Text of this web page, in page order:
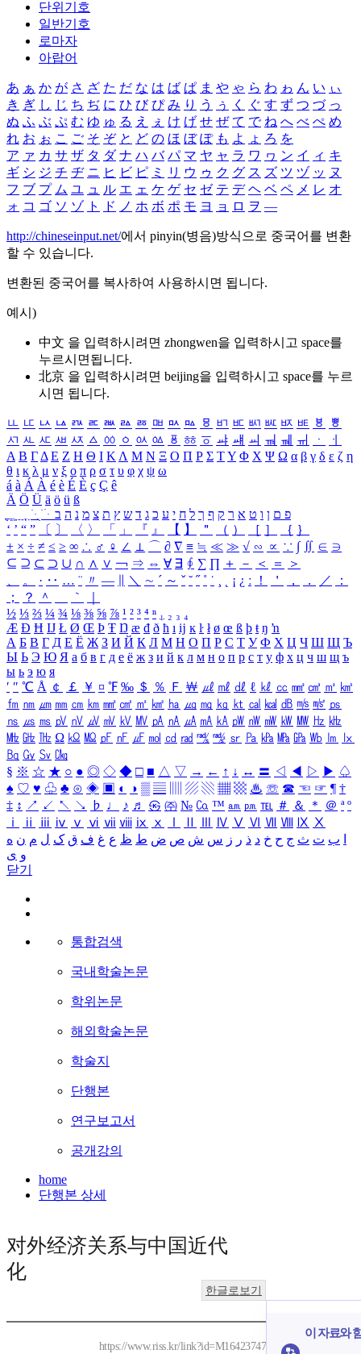
단위기호
일반기호
로마자
아랍어
あ ぁ か が さ ざ た だ な は ば ぱ ま や ゃ ら わ ゎ ん い ぃ
き ぎ し じ ち ぢ に ひ び ぴ み り う ぅ く ぐ す ず つ づ っ
ぬ ふ ぶ ぷ む ゆ ゅ る え ぇ け げ せ ぜ て で ね へ べ ぺ め
れ お ぉ こ ご そ ぞ と ど の ほ ぼ ぽ も よ ょ ろ を
ア ァ カ サ ザ タ ダ ナ ハ バ パ マ ヤ ャ ラ ワ ヮ ン イ ィ キ
ギ シ ジ チ ヂ ニ ヒ ビ ピ ミ リ ウ ゥ ク グ ス ズ ツ ヅ ッ ヌ
フ ブ プ ム ユ ュ ル エ ェ ケ ゲ セ ゼ テ デ ヘ ベ ペ メ レ オ
ォ コ ゴ ソ ゾ ト ド ノ ホ ボ ポ モ ヨ ョ ロ ヲ ―
http://chineseinput.net/에서 pinyin(병음)방식으로 중국어를 변환
할 수 있습니다.
변환된 중국어를 복사하여 사용하시면 됩니다.
예시)
中文 을 입력하시려면 zhongwen을 입력하시고 space를
누르시면됩니다.
北京 을 입력하시려면 beijing을 입력하시고 space를 누르
시면 됩니다.
ㅥ ㅦ ㅧ ㅨ ㅩ ㅪ ㅫ ㅬ ㅭ ㅮ ㅯ ㅰ ㅱ ㅲ ㅳ ㅴ ㅵ ㅶ ㅷ ㅸ
ㅹ
ㅺ ㅻ ㅼ ㅽ ㅾ ㅿ ㆀ ㆁ ㆂ ㆃ ㆄ ㆅ ㆆ ㆇ ㆈ ㆉ ㆊ ㆋ ㆌ ㆍ
ㆎ
Α Β ΓΔ Ε Ζ Η Θ Ι ΚΛ Μ Ν Ξ Ο Π Ρ Σ ΤΥ Φ Χ Ψ Ω α β γ δ ε ζ η
θ ι κ λ μ ν ξ ο π ρ σ τ υ φ χ ψ ω
á à Á À é è É È ç Ç ê
Ä Ö Ü ä ö ü ß
ִֶֹ ֻּ ׁׂ פ ם ן ו ט א ר ק ף ך ל ח י ע כ ג ד ש ץ ת צ מ נ ה ב
‘ ’ “ ” 〔 〕 〈 〉 「 」 『 』 【 】 ＂ （ ） ［ ］ ｛ ｝
± × ÷ ≠ ≤ ≥ ∞ ∴ ♂ ♀ ∠ ⊥ ⌒ ∂ ∇ ≡ ≒ ≪ ≫ √ ∽ ∝ ∵ ∫ ∬ ∈ ∋
⊆ ⊇ ⊂ ⊃ ∪ ∩ ∧ ∨ ￢ ⇒ ⇔ ∀ ∃ ∮ ∑ ∏ ＋ － ＜ ＝
＞
、
。 · ‥ … ¨ 〃 ― ＼ ∼ ´ ～ ˇ ˘ ˝ ˚ ˙ ¸ ¡ ¿ ː ！ ＇ ， ． ／
：
；
？ ＾ ｀
½ ⅓ ⅔ ¼ ¾ ⅛ ⅜ ⅝ ⅞ ¹ ² ³ ⁴ ⁿ ₁ ₂ ₃ ₄
Æ Ð Ħ Ĳ Ł Ø Œ Þ Ŧ Ŋ æ đ ð ħ ı ĳ ĸ ŀ ł ø œ ß þ ŧ ŋ ŉ
А Б В Г Д Е Ё Ж З И Й К Л М Н О П Р С Т У Ф Х Ц Ч Ш Щ Ъ
Ы Ь Э Ю Я а б в г д е ё ж з и й к л м н о п р с т у ф х ц ч ш щ ъ
ы ь э ю я
′ ″ ℃ Å ￠ ￡ ￥ ¤ ℉ ‰ ＄ ％ Ｆ ￦ ㎕ ㎖ ㎗ ℓ ㎘ ㏄ ㎣ ㎤ ㎥ ㎦
㎙ ㎚ ㎛ ㎜ ㎝ ㎞ ㎟ ㎠ ㎡ ㎢ ㏊ ㎍ ㎎ ㎏ ㏏ ㎈ ㎉ ㏈ ㎧ ㎨ ㎰
㎱ ㎲ ㎳ ㎴ ㎵ ㎶ ㎷ ㎸ ㎹ ㎀ ㎁ ㎂ ㎃ ㎄ ㎺ ㎻ ㎽ ㎾ ㎿ ㎐ ㎑
㎒ ㎓ ㎔ Ω ㏀ ㏁ ㎊ ㎋ ㎌ ㏖ ㏅ ㎭ ㎮ ㎯ ㏛ ㎩ ㎪ ㎫ ㎬ ㏝ ㏐
㏓
㏃ ㏉ ㏜ ㏆
§ ※ ☆ ★ ○ ● ◎ ◇ ◆ □ ■ △ ▽ → ← ↑ ↓ ↔ 〓 ◁ ◀ ▷ ▶ ♤
♠ ♡ ♥ ♧ ♣ ⊙ ◈ ▣ ◐ ◑ ▒ ▤ ▨ ▧ ▦ ▩ ♨ ☏ ☎ ☜ ☞ ¶ †
‡ ↕ ↗ ↙ ↖ ↘ ♭ ♩ ♪ ♬ ㉿ ㈜ № ㏇ ™ ㏂ ㏘ ℡ ＃ ＆ ＊ ＠ ª º
ⅰ
ⅱ ⅲ ⅳ ⅴ ⅵ ⅶ ⅷ ⅸ ⅹ Ⅳ Ⅴ Ⅵ Ⅶ Ⅷ Ⅸ Ⅹ
ب ت ث ج ح خ د ذ ر ز س ش ص ض ط ظ ع غ ف ق ک ل م ن ه
و ی
닫기
통합검색
국내학술논문
학위논문
해외학술논문
학술지
단행본
연구보고서
공개강의
home
단행본 상세
对外经济关系与中国近代
化
한글로보기
https://www.riss.kr/link?id=M16423747
이 자료와